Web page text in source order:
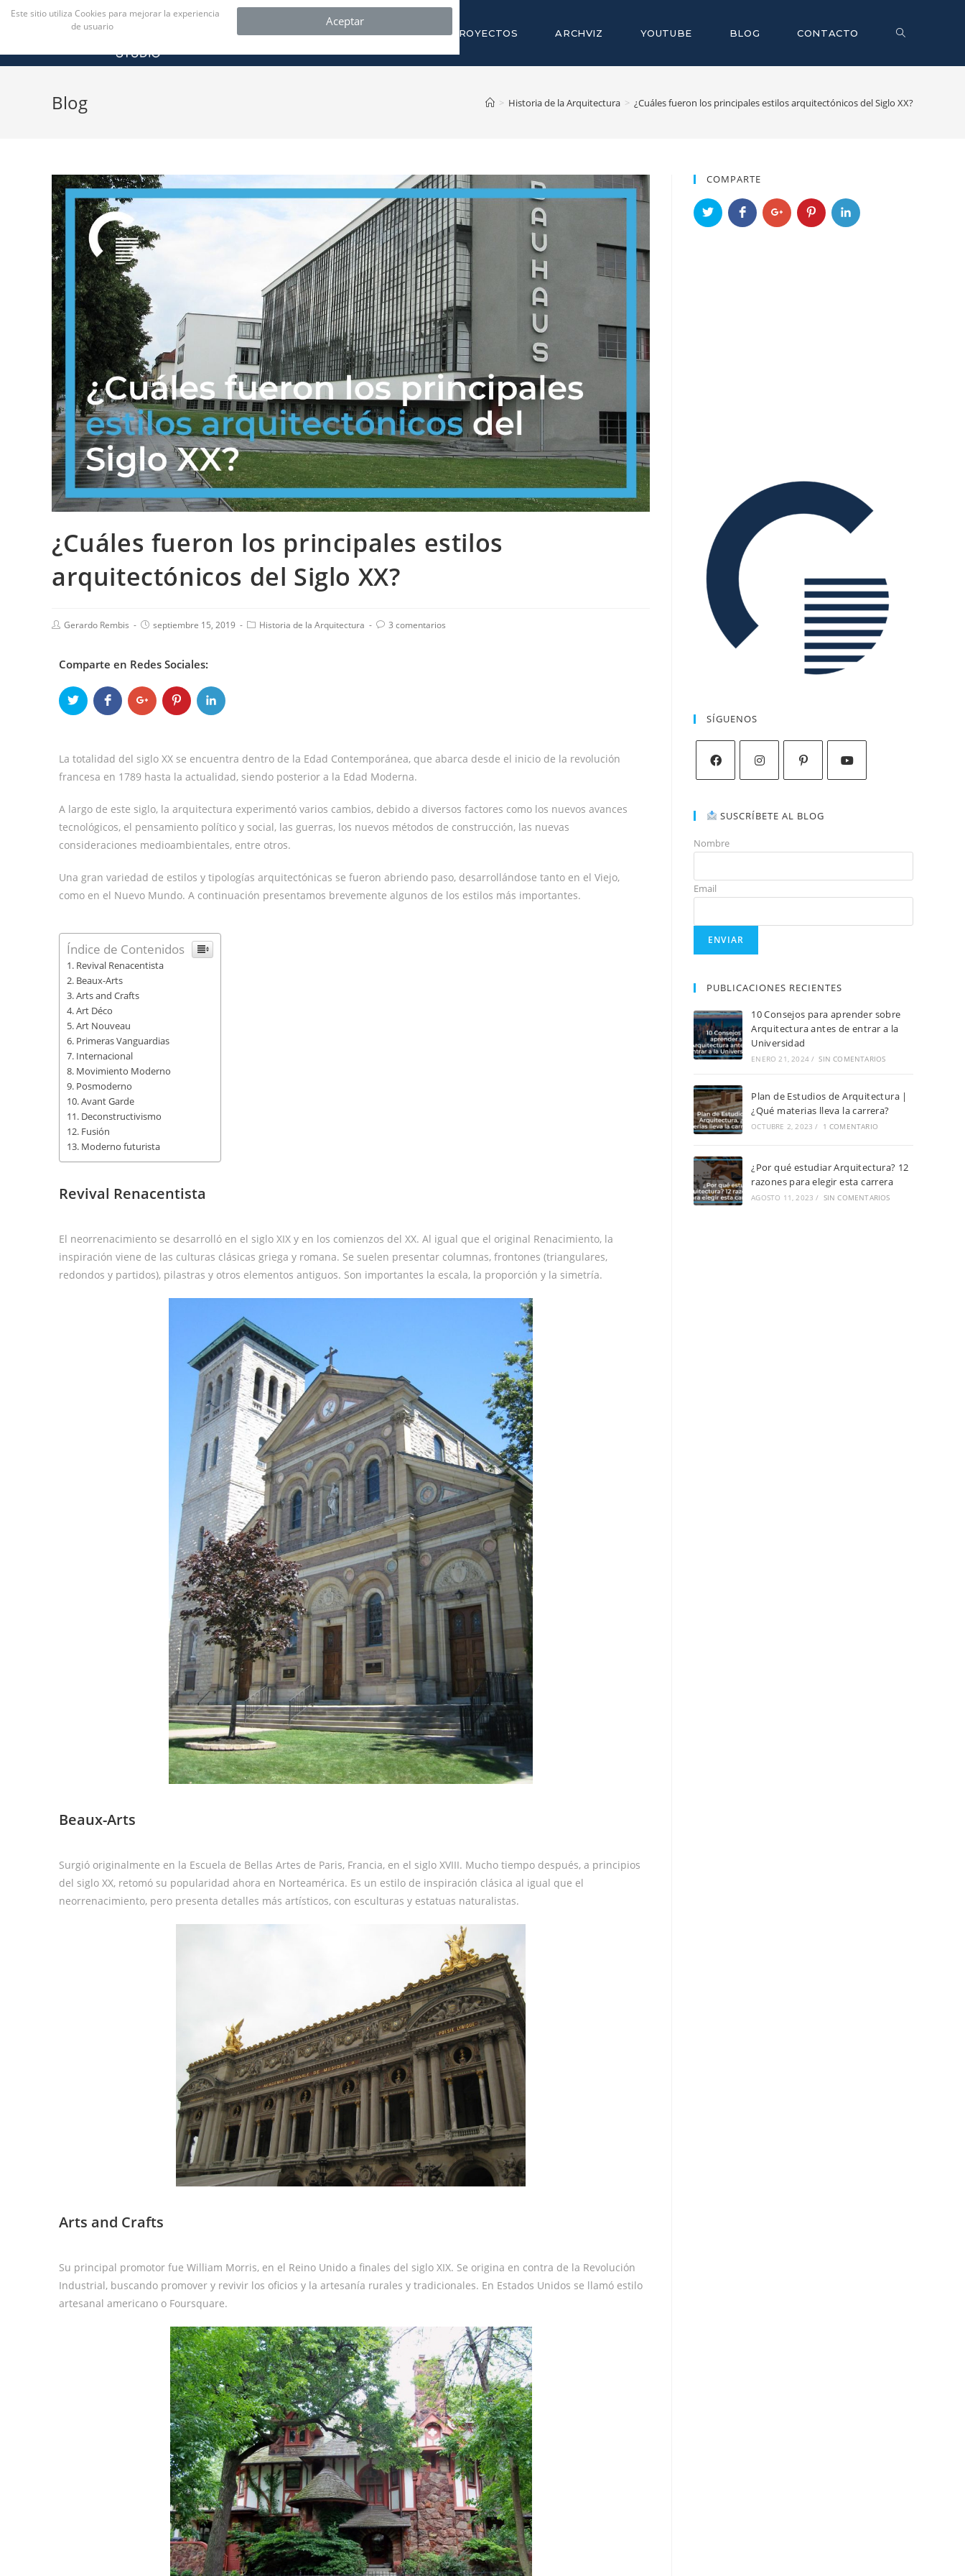
NOSOTROS PROYECTOS ARCHVIZ YOUTUBE BLOG CONTACTO
Blog > Historia de la Arquitectura > ¿Cuáles fueron los principales estilos arquitectónicos del Siglo XX?
¿Cuáles fueron los principales estilos
arquitectónicos del Siglo XX?
Gerardo Rembis septiembre 15, 2019 Historia de la Arquitectura 3 comentarios
Comparte en Redes Sociales:
La totalidad del siglo XX se encuentra dentro de la Edad Contemporánea, que abarca desde el inicio de la revolución
francesa en 1789 hasta la actualidad, siendo posterior a la Edad Moderna.
A largo de este siglo, la arquitectura experimentó varios cambios, debido a diversos factores como los nuevos avances
tecnológicos, el pensamiento político y social, las guerras, los nuevos métodos de construcción, las nuevas
consideraciones medioambientales, entre otros.
Una gran variedad de estilos y tipologías arquitectónicas se fueron abriendo paso, desarrollándose tanto en el Viejo,
como en el Nuevo Mundo. A continuación presentamos brevemente algunos de los estilos más importantes.
Índice de Contenidos
Revival Renacentista
Beaux-Arts
Arts and Crafts
Art Déco
Art Nouveau
Primeras Vanguardias
Internacional
Movimiento Moderno
Posmoderno
Avant Garde
Deconstructivismo
Fusión
Moderno futurista
Revival Renacentista
El neorrenacimiento se desarrolló en el siglo XIX y en los comienzos del XX. Al igual que el original Renacimiento, la
inspiración viene de las culturas clásicas griega y romana. Se suelen presentar columnas, frontones (triangulares,
redondos y partidos), pilastras y otros elementos antiguos. Son importantes la escala, la proporción y la simetría.
Beaux-Arts
Surgió originalmente en la Escuela de Bellas Artes de Paris, Francia, en el siglo XVIII. Mucho tiempo después, a principios
del siglo XX, retomó su popularidad ahora en Norteamérica. Es un estilo de inspiración clásica al igual que el
neorrenacimiento, pero presenta detalles más artísticos, con esculturas y estatuas naturalistas.
Arts and Crafts
Su principal promotor fue William Morris, en el Reino Unido a finales del siglo XIX. Se origina en contra de la Revolución
Industrial, buscando promover y revivir los oficios y la artesanía rurales y tradicionales. En Estados Unidos se llamó estilo
artesanal americano o Foursquare.
COMPARTE
SÍGUENOS
SUSCRÍBETE AL BLOG
Nombre
Email
PUBLICACIONES RECIENTES
10 Consejos para aprender sobre
Arquitectura antes de entrar a la
Universidad
ENERO 21, 2024 / SIN COMENTARIOS
Plan de Estudios de Arquitectura |
¿Qué materias lleva la carrera?
OCTUBRE 2, 2023 / 1 COMENTARIO
¿Por qué estudiar Arquitectura? 12
razones para elegir esta carrera
AGOSTO 11, 2023 / SIN COMENTARIOS
Este sitio utiliza Cookies para mejorar la experiencia
de usuario
Aceptar